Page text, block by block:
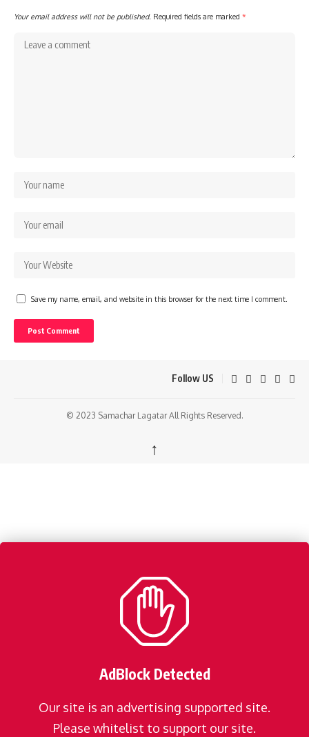
Your email address will not be published. Required fields are marked *
Save my name, email, and website in this browser for the next time I comment.
Follow US
© 2023 Samachar Lagatar All Rights Reserved.
↑
AdBlock Detected
Our site is an advertising supported site.
Please whitelist to support our site.